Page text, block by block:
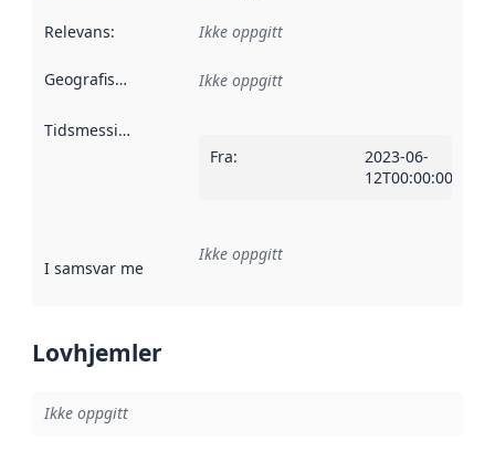
Relevans: Ikke oppgitt
Geografisk avgrensning :
Ikke oppgitt
Tidsmessig avgrensning
Fra:
2023-06-
12T00:00:00Z
I samsvar med Referanse til en implementasjonsregel
Ikke oppgitt
Lovhjemler
Ikke oppgitt